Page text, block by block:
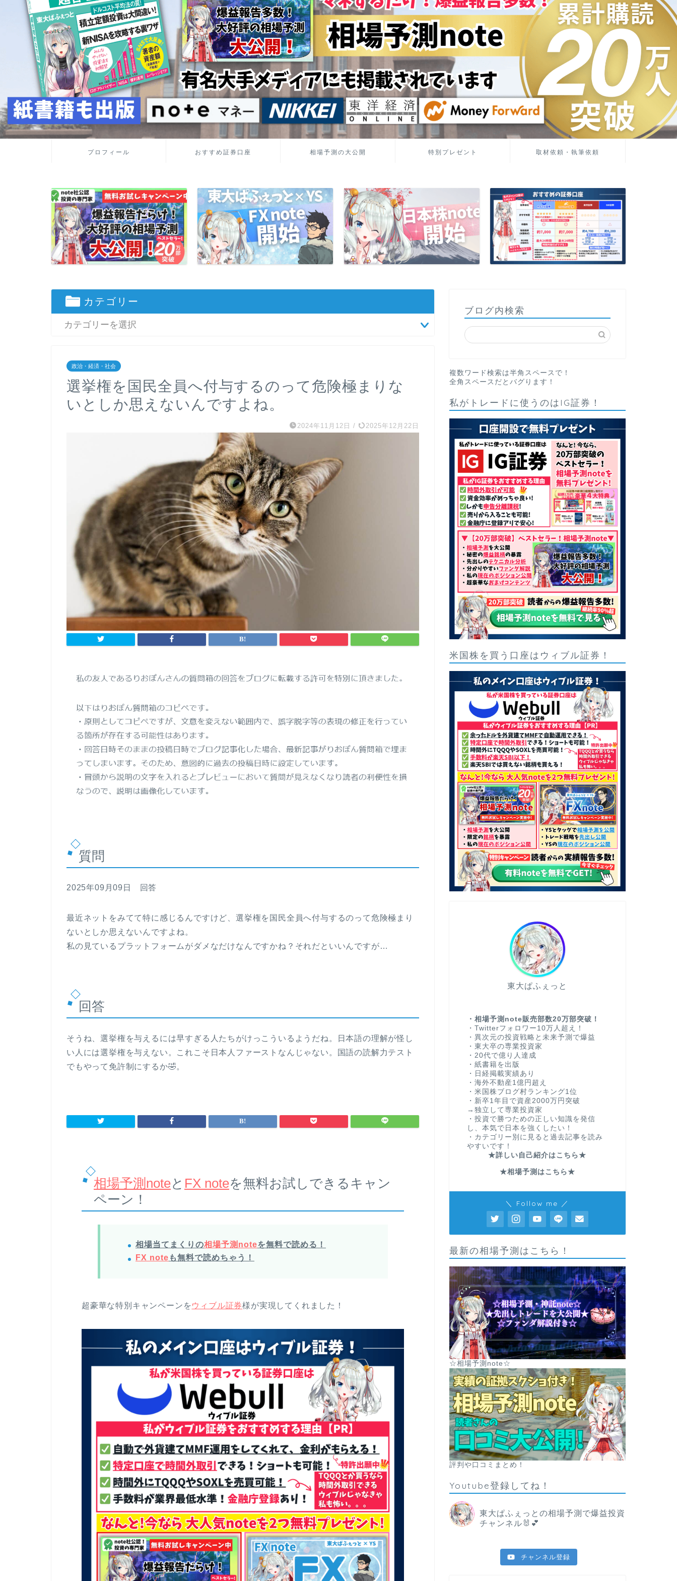
プロフィール おすすめ証券口座 相場予測の大公開 特別プレゼント 取材依頼・執筆依頼
カテゴリー
政治・経済・社会
選挙権を国民全員へ付与するのって危険極まりな
いとしか思えないんですよね。
2024年11月12日 / 2025年12月22日
質問
2025年09月09日 回答
最近ネットをみてて特に感じるんですけど、選挙権を国民全員へ付与するのって危険極まり
ないとしか思えないんですよね。
私の見ているプラットフォームがダメなだけなんですかね？それだといいんですが…
回答
そうね、選挙権を与えるには早すぎる人たちがけっこういるようだね。日本語の理解が怪し
い人には選挙権を与えない。これこそ日本人ファーストなんじゃない。国語の読解力テスト
でもやって免許制にするか🤣。
相場予測noteと FX noteを無料お試しできるキャン
ペーン！
相場当てまくりの相場予測noteを無料で読める！
FX note も無料で読めちゃう！
超豪華な特別キャンペーンを ウィブル証券様が実現してくれました！
ブログ内検索
複数ワード検索は半角スペースで！
全角スペースだとバグります！
私がトレードに使うのはIG証券！
米国株を買う口座はウィブル証券！
東大ぱふぇっと
・相場予測note販売部数20万部突破！
・Twitterフォロワー10万人超え！
・異次元の投資戦略と未来予測で爆益
・東大卒の専業投資家
・20代で億り人達成
・紙書籍を出版
・日経掲載実績あり
・海外不動産1億円超え
・米国株ブログ村ランキング1位
・新卒1年目で資産2000万円突破
→独立して専業投資家
・投資で勝つための正しい知識を発信
し、本気で日本を強くしたい！
・カテゴリー別に見ると過去記事を読み
やすいです！
★詳しい自己紹介はこちら★
★相場予測はこちら★
＼ Follow me ／
最新の相場予測はこちら！
☆相場予測note☆
評判や口コミまとめ！
Youtube登録してね！
東大ぱふぇっとの相場予測で爆益投資
チャンネル🐰💕
チャンネル登録